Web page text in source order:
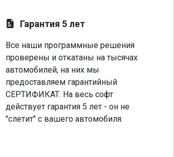
Гарантия 5 лет
Все наши программные решения
проверены и откатаны на тысячах
автомобилей, на них мы
предоставляем гарантийный
СЕРТИФИКАТ. На весь софт
действует гарантия 5 лет - он не
"слетит" с вашего автомобиля.